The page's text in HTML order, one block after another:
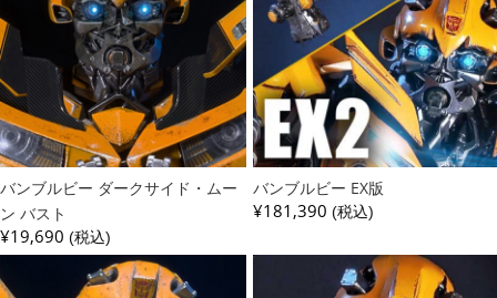
バンブルビー ダークサイド・ムー
ン バスト
¥19,690 (税込)
バンブルビー EX版
¥181,390 (税込)